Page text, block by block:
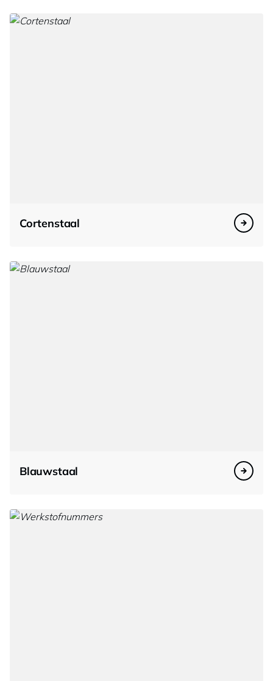
Cortenstaal
Blauwstaal